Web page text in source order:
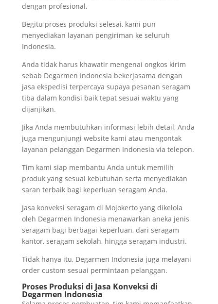
dengan profesional.
Begitu proses produksi selesai, kami pun
menyediakan layanan pengiriman ke seluruh
Indonesia.
Anda tidak harus khawatir mengenai ongkos kirim
sebab Degarmen Indonesia bekerjasama dengan
jasa ekspedisi terpercaya supaya pesanan seragam
tiba dalam kondisi baik tepat sesuai waktu yang
dijanjikan.
Jika Anda membutuhkan informasi lebih detail, Anda
juga mengunjungi website kami atau mengontak
layanan pelanggan Degarmen Indonesia via telepon.
Tim kami siap membantu Anda untuk memilih
produk yang sesuai kebutuhan serta menyediakan
saran terbaik bagi keperluan seragam Anda.
Jasa konveksi seragam di Mojokerto yang dikelola
oleh Degarmen Indonesia menawarkan aneka jenis
seragam bagi berbagai keperluan, dari seragam
kantor, seragam sekolah, hingga seragam industri.
Tidak hanya itu, Degarmen Indonesia juga melayani
order custom sesuai permintaan pelanggan.
Proses Produksi di Jasa Konveksi di
Degarmen Indonesia